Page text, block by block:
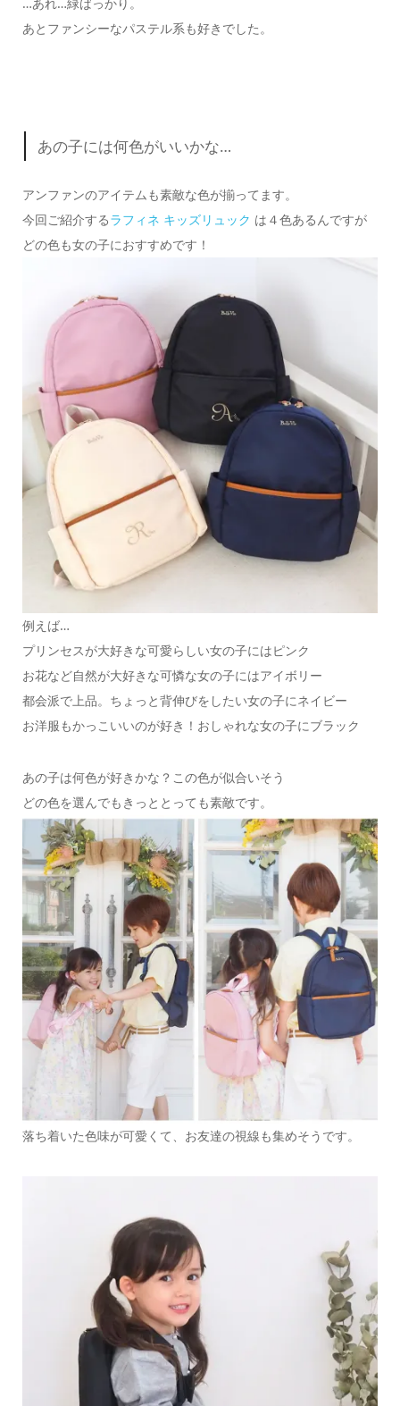
あとファンシーなパステル系も好きでした。
あの子には何色がいいかな…
アンファンのアイテムも素敵な色が揃ってます。
今回ご紹介するラフィネ キッズリュック は４色あるんですが
どの色も女の子におすすめです！
例えば…
プリンセスが大好きな可愛らしい女の子にはピンク
お花など自然が大好きな可憐な女の子にはアイボリー
都会派で上品。ちょっと背伸びをしたい女の子にネイビー
お洋服もかっこいいのが好き！おしゃれな女の子にブラック
あの子は何色が好きかな？この色が似合いそう
どの色を選んでもきっととっても素敵です。
落ち着いた色味が可愛くて、お友達の視線も集めそうです。